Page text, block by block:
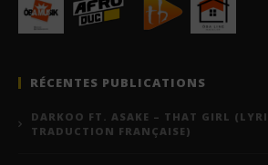
RÉCENTES PUBLICATIONS
DARKOO FT. ASAKE – THAT GIRL
TRADUCTION FRANÇAISE)